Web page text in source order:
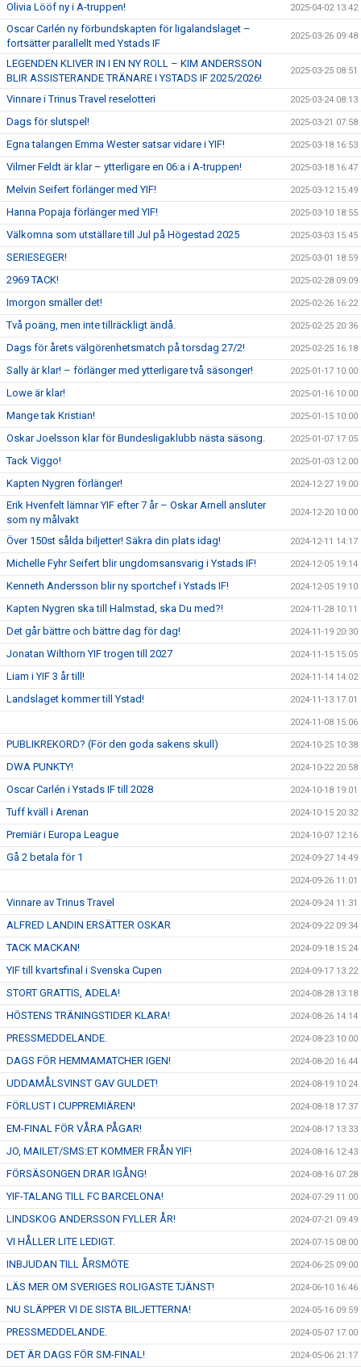
Olivia Lööf ny i A-truppen! 2025-04-02 13:42
Oscar Carlén ny förbundskapten för ligalandslaget –
fortsätter parallellt med Ystads IF
2025-03-26 09:48
LEGENDEN KLIVER IN I EN NY ROLL – KIM ANDERSSON
BLIR ASSISTERANDE TRÄNARE I YSTADS IF 2025/2026!
2025-03-25 08:51
Vinnare i Trinus Travel reselotteri 2025-03-24 08:13
Dags för slutspel! 2025-03-21 07:58
Egna talangen Emma Wester satsar vidare i YIF! 2025-03-18 16:53
Vilmer Feldt är klar – ytterligare en 06:a i A-truppen! 2025-03-18 16:47
Melvin Seifert förlänger med YIF! 2025-03-12 15:49
Hanna Popaja förlänger med YIF! 2025-03-10 18:55
Välkomna som utställare till Jul på Högestad 2025 2025-03-03 15:45
SERIESEGER! 2025-03-01 18:59
2969 TACK! 2025-02-28 09:09
Imorgon smäller det! 2025-02-26 16:22
Två poäng, men inte tillräckligt ändå. 2025-02-25 20:36
Dags för årets välgörenhetsmatch på torsdag 27/2! 2025-02-25 16:18
Sally är klar! – förlänger med ytterligare två säsonger! 2025-01-17 10:00
Lowe är klar! 2025-01-16 10:00
Mange tak Kristian! 2025-01-15 10:00
Oskar Joelsson klar för Bundesligaklubb nästa säsong. 2025-01-07 17:05
Tack Viggo! 2025-01-03 12:00
Kapten Nygren förlänger! 2024-12-27 19:00
Erik Hvenfelt lämnar YIF efter 7 år – Oskar Arnell ansluter
som ny målvakt
2024-12-20 10:00
Över 150st sålda biljetter! Säkra din plats idag! 2024-12-11 14:17
Michelle Fyhr Seifert blir ungdomsansvarig i Ystads IF! 2024-12-05 19:14
Kenneth Andersson blir ny sportchef i Ystads IF! 2024-12-05 19:10
Kapten Nygren ska till Halmstad, ska Du med?! 2024-11-28 10:11
Det går bättre och bättre dag för dag! 2024-11-19 20:30
Jonatan Wilthorn YIF trogen till 2027 2024-11-15 15:05
Liam i YIF 3 år till! 2024-11-14 14:02
Landslaget kommer till Ystad! 2024-11-13 17:01
2024-11-08 15:06
PUBLIKREKORD? (För den goda sakens skull) 2024-10-25 10:38
DWA PUNKTY! 2024-10-22 20:58
Oscar Carlén i Ystads IF till 2028 2024-10-18 19:01
Tuff kväll i Arenan 2024-10-15 20:32
Premiär i Europa League 2024-10-07 12:16
Gå 2 betala för 1 2024-09-27 14:49
2024-09-26 11:01
Vinnare av Trinus Travel 2024-09-24 11:31
ALFRED LANDIN ERSÄTTER OSKAR 2024-09-22 09:34
TACK MACKAN! 2024-09-18 15:24
YIF till kvartsfinal i Svenska Cupen 2024-09-17 13:22
STORT GRATTIS, ADELA! 2024-08-28 13:18
HÖSTENS TRÄNINGSTIDER KLARA! 2024-08-26 14:14
PRESSMEDDELANDE. 2024-08-23 10:00
DAGS FÖR HEMMAMATCHER IGEN! 2024-08-20 16:44
UDDAMÅLSVINST GAV GULDET! 2024-08-19 10:24
FÖRLUST I CUPPREMIÄREN! 2024-08-18 17:37
EM-FINAL FÖR VÅRA PÅGAR! 2024-08-17 13:33
JO, MAILET/SMS:ET KOMMER FRÅN YIF! 2024-08-16 12:43
FÖRSÄSONGEN DRAR IGÅNG! 2024-08-16 07:28
YIF-TALANG TILL FC BARCELONA! 2024-07-29 11:00
LINDSKOG ANDERSSON FYLLER ÅR! 2024-07-21 09:49
VI HÅLLER LITE LEDIGT. 2024-07-15 08:00
INBJUDAN TILL ÅRSMÖTE 2024-06-25 09:00
LÄS MER OM SVERIGES ROLIGASTE TJÄNST! 2024-06-10 16:46
NU SLÄPPER VI DE SISTA BILJETTERNA! 2024-05-16 09:59
PRESSMEDDELANDE. 2024-05-07 17:00
DET ÄR DAGS FÖR SM-FINAL! 2024-05-06 21:17